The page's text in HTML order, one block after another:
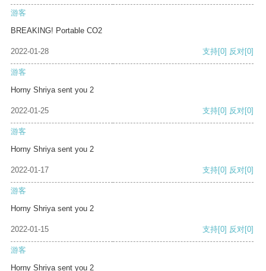
游客
BREAKING! Portable CO2
2022-01-28 支持[0] 反对[0]
游客
Horny Shriya sent you 2
2022-01-25 支持[0] 反对[0]
游客
Horny Shriya sent you 2
2022-01-17 支持[0] 反对[0]
游客
Horny Shriya sent you 2
2022-01-15 支持[0] 反对[0]
游客
Horny Shriya sent you 2